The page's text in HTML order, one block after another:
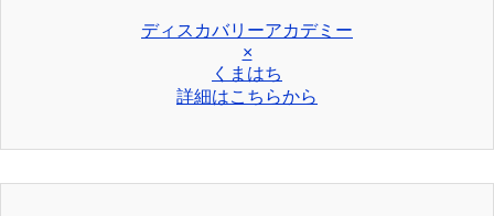
ディスカバリーアカデミー
×
くまはち
詳細はこちらから